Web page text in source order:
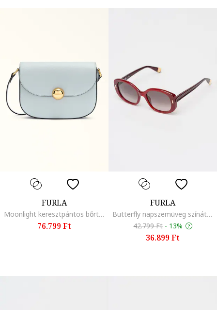
FURLA
Moonlight keresztpántos bőrtáska, Pasztellkék/Koptatott fekete
76.799 Ft
FURLA
Butterfly napszemüveg színátmenetes lencsékkel, Bordó
42.799 Ft - 13%
36.899 Ft